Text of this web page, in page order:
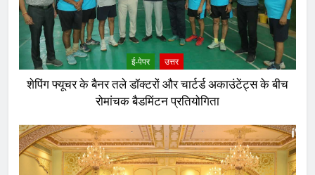
ई-पेपर उत्तर
शेपिंग फ्यूचर के बैनर तले डॉक्टरों और चार्टर्ड अकाउंटेंट्स के बीच
रोमांचक बैडमिंटन प्रतियोगिता